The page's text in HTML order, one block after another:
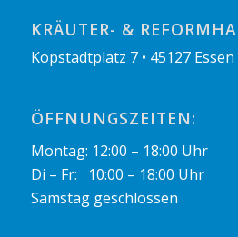
KRÄUTER- &
Kopstadtplatz 7 • 45127 Essen
ÖFFNUNGSZEITEN:
Montag: 12:00 – 18:00 Uhr
Di – Fr: 10:00 – 18:00 Uhr
Samstag geschlossen